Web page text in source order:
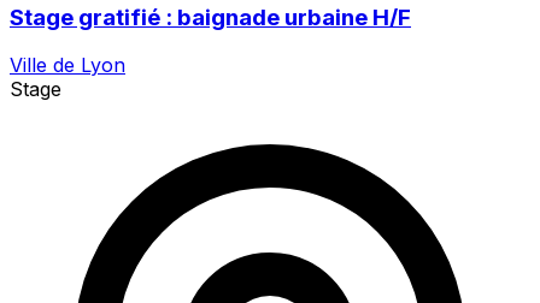
Stage gratifié : baignade urbaine H/F
Ville de Lyon
Stage